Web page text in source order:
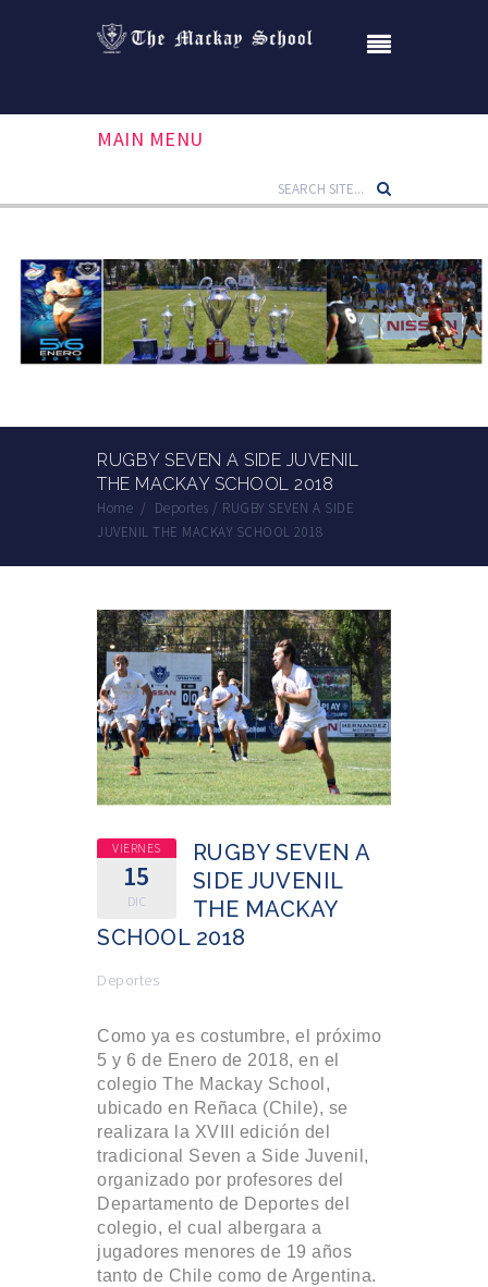
MAIN MENU
RUGBY SEVEN A SIDE JUVENIL
THE MACKAY SCHOOL 2018
Home / Deportes / RUGBY SEVEN A SIDE
JUVENIL THE MACKAY SCHOOL 2018
VIERNES
15
DIC
RUGBY SEVEN A
SIDE JUVENIL
THE MACKAY
SCHOOL 2018
Deportes
Como ya es costumbre, el próximo
5 y 6 de Enero de 2018, en el
colegio The Mackay School,
ubicado en Reñaca (Chile), se
realizara la XVIII edición del
tradicional Seven a Side Juvenil,
organizado por profesores del
Departamento de Deportes del
colegio, el cual albergara a
jugadores menores de 19 años
tanto de Chile como de Argentina.